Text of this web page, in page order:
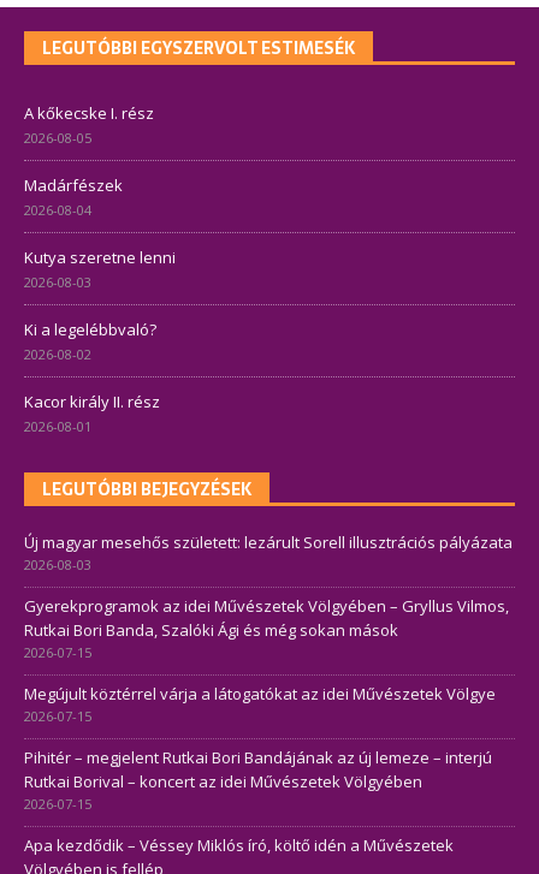
LEGUTÓBBI EGYSZERVOLT ESTIMESÉK
A kőkecske I. rész
2026-08-05
Madárfészek
2026-08-04
Kutya szeretne lenni
2026-08-03
Ki a legelébbvaló?
2026-08-02
Kacor király II. rész
2026-08-01
LEGUTÓBBI BEJEGYZÉSEK
Új magyar mesehős született: lezárult Sorell illusztrációs pályázata
2026-08-03
Gyerekprogramok az idei Művészetek Völgyében – Gryllus Vilmos,
Rutkai Bori Banda, Szalóki Ági és még sokan mások
2026-07-15
Megújult köztérrel várja a látogatókat az idei Művészetek Völgye
2026-07-15
Pihitér – megjelent Rutkai Bori Bandájának az új lemeze – interjú
Rutkai Borival – koncert az idei Művészetek Völgyében
2026-07-15
Apa kezdődik – Véssey Miklós író, költő idén a Művészetek
Völgyében is fellép